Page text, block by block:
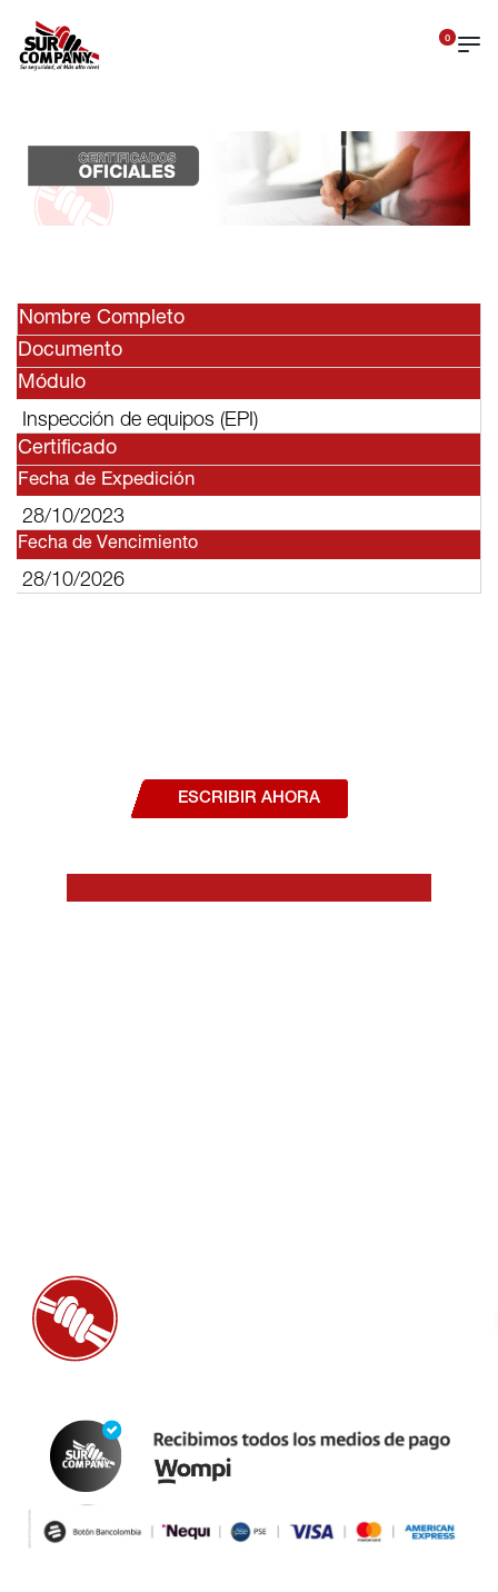
0
Nombre Completo
Documento
Módulo
Inspección de equipos (EPI)
Certificado
Fecha de Expedición
28/10/2023
Fecha de Vencimiento
28/10/2026
ESCRIBIR AHORA